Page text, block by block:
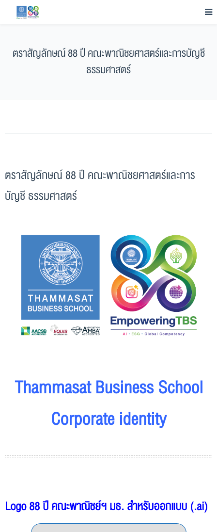
ตราสัญลักษณ์ 88 ปี คณะพาณิชยศาสตร์และการบัญชี
ธรรมศาสตร์
ตราสัญลักษณ์ 88 ปี คณะพาณิชยศาสตร์และการ
บัญชี ธรรมศาสตร์
Thammasat Business School
Corporate identity
Logo 88 ปี คณะพาณิชย์ฯ มธ. สำหรับออกแบบ (.ai)